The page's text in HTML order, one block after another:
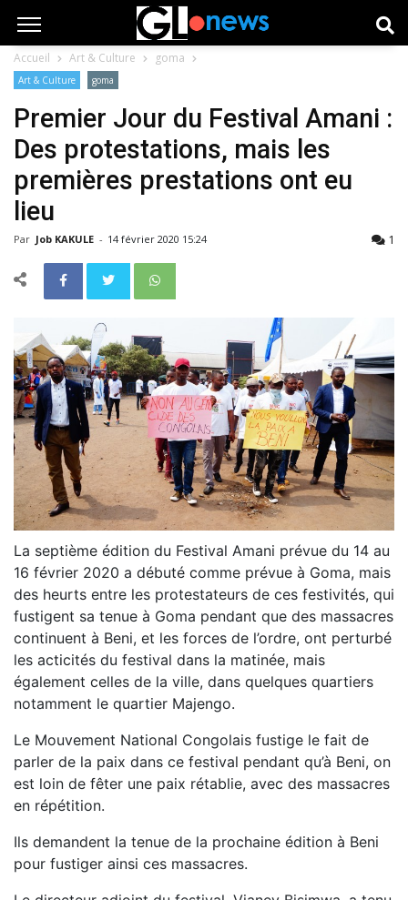
Accueil Art & Culture goma
Art & Culture goma
Premier Jour du Festival Amani :
Des protestations, mais les
premières prestations ont eu
lieu
Par Job KAKULE - 14 février 2020 15:24 1
La septième édition du Festival Amani prévue du 14 au
16 février 2020 a débuté comme prévue à Goma, mais
des heurts entre les protestateurs de ces festivités, qui
fustigent sa tenue à Goma pendant que des massacres
continuent à Beni, et les forces de l’ordre, ont perturbé
les acticités du festival dans la matinée, mais
également celles de la ville, dans quelques quartiers
notamment le quartier Majengo.
Le Mouvement National Congolais fustige le fait de
parler de la paix dans ce festival pendant qu’à Beni, on
est loin de fêter une paix rétablie, avec des massacres
en répétition.
Ils demandent la tenue de la prochaine édition à Beni
pour fustiger ainsi ces massacres.